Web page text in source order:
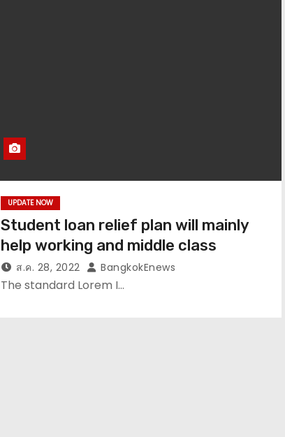
UPDATE NOW
Student loan relief plan will mainly
help working and middle class
ส.ค. 28, 2022 BangkokEnews
The standard Lorem I…